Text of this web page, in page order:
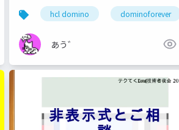
テクてく @関数 lotus notes
hcl domino dominoforever
あう゛